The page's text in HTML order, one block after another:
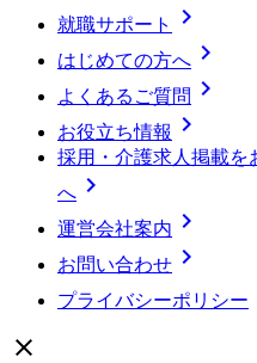
就職サポート 
はじめての方へ 
よくあるご質問 
お役立ち情報 
採用・介護求人掲載を
へ 
運営会社案内 
お問い合わせ 
プライバシーポリシー
